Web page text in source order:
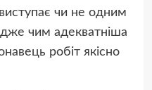
чи не одним
чим адекватніша
робіт якісно